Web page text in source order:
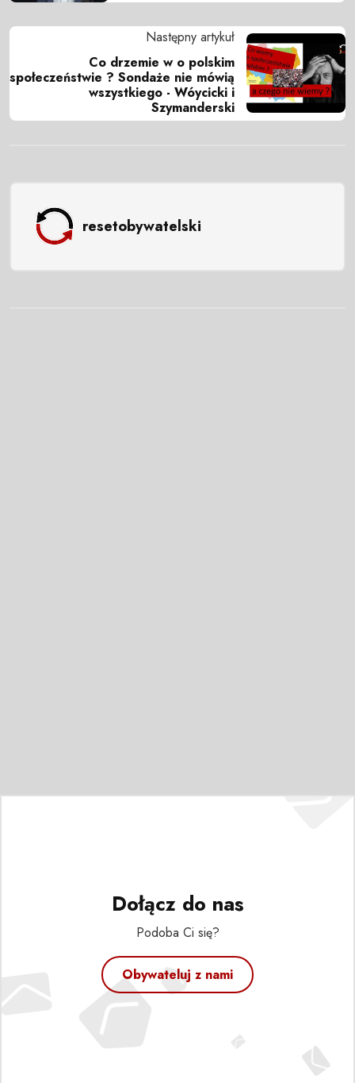
Następny artykuł
Co drzemie w o polskim
społeczeństwie ? Sondaże nie mówią
wszystkiego - Wóycicki i
Szymanderski
resetobywatelski
Dołącz do nas
Podoba Ci się?
Obywateluj z nami